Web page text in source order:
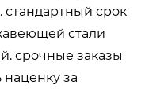
срок
стали
срочные заказы
наценку за